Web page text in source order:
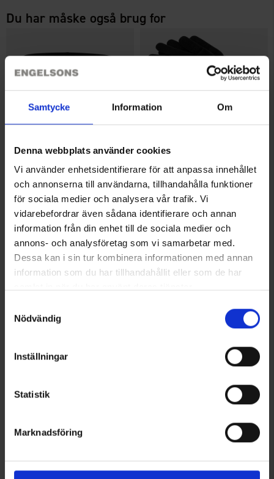
Samtycke Information Om
Denna webbplats använder cookies
Vi använder enhetsidentifierare för att anpassa innehållet
och annonserna till användarna, tillhandahålla funktioner
för sociala medier och analysera vår trafik. Vi
vidarebefordrar även sådana identifierare och annan
information från din enhet till de sociala medier och
annons- och analysföretag som vi samarbetar med.
Dessa kan i sin tur kombinera informationen med annan
information som du har tillhandahållit eller som de har
Nödvändig
Inställningar
Statistik
Marknadsföring
Du har måske også brug for
Halsedisse Fleece
Fra29 kr.
Magiske Fingervanter 3-pak
Fra39 kr.
Lignende produkter
Halsedisse Fleece
Andre købte også